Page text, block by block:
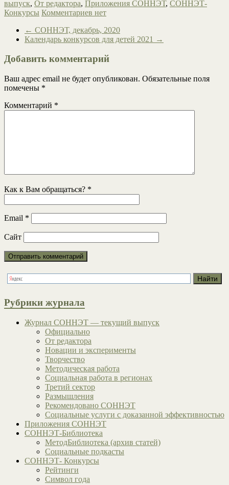
выпуск, От редактора, Приложения СОННЭТ, СОННЭТ-
Конкурсы Комментариев нет
← СОННЭТ, декабрь, 2020
Календарь конкурсов для детей 2021 →
Добавить комментарий
Ваш адрес email не будет опубликован. Обязательные поля
помечены *
Комментарий *
Как к Вам обращаться? *
Email *
Сайт
Рубрики журнала
Журнал СОННЭТ — текущий выпуск
Официально
От редактора
Новации и эксперименты
Творчество
Методическая работа
Социальная работа в регионах
Третий сектор
Размышления
Рекомендовано СОННЭТ
Социальные услуги с доказанной эффективностью
Приложения СОННЭТ
СОННЭТ-Библиотека
МетодБиблиотека (архив статей)
Социальные подкасты
СОННЭТ- Конкурсы
Рейтинги
Символ года